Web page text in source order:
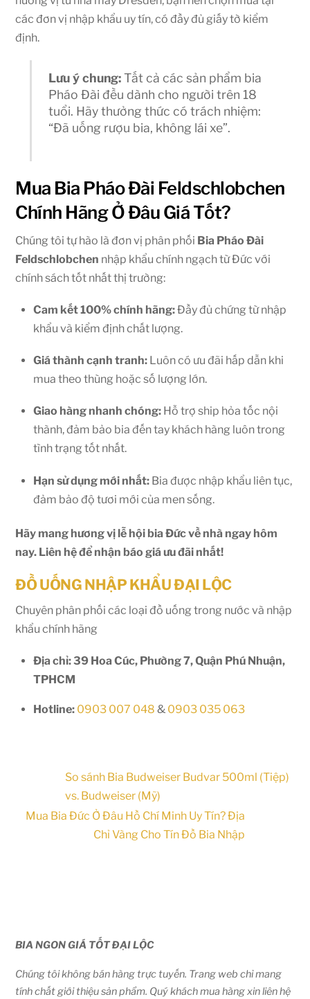
các đơn vị nhập khẩu uy tín, có đầy đủ giấy tờ kiểm
định.
Lưu ý chung:Tất cả các sản phẩm bia
Pháo Đài đều dành cho người trên 18
tuổi. Hãy thưởng thức có trách nhiệm:
“Đã uống rượu bia, không lái xe”.
Mua Bia Pháo Đài Feldschlobchen
Chính Hãng Ở Đâu Giá Tốt?
Chúng tôi tự hào là đơn vị phân phối Bia Pháo Đài
Feldschlobchen nhập khẩu chính ngạch từ Đức với
chính sách tốt nhất thị trường:
Cam kết 100% chính hãng:Đầy đủ chứng từ nhập
khẩu và kiểm định chất lượng.
Giá thành cạnh tranh: Luôn có ưu đãi hấp dẫn khi
mua theo thùng hoặc số lượng lớn.
Giao hàng nhanh chóng: Hỗ trợ ship hỏa tốc nội
thành, đảm bảo bia đến tay khách hàng luôn trong
tình trạng tốt nhất.
Hạn sử dụng mới nhất: Bia được nhập khẩu liên tục,
đảm bảo độ tươi mới của men sống.
Hãy mang hương vị lễ hội bia Đức về nhà ngay hôm
nay. Liên hệ để nhận báo giá ưu đãi nhất!
ĐỒ UỐNG NHẬP KHẨU ĐẠI LỘC
Chuyên phân phối các loại đồ uống trong nước và nhập
khẩu chính hãng
Địa chỉ: 39 Hoa Cúc, Phường 7, Quận Phú Nhuận,
TPHCM
Hotline: 0903 007 048 & 0903 035 063
So sánh Bia Budweiser Budvar 500ml (Tiệp)
vs. Budweiser (Mỹ)
Mua Bia Đức Ở Đâu Hồ Chí Minh Uy Tín? Địa
Chỉ Vàng Cho Tín Đồ Bia Nhập
BIA NGON GIÁ TỐT ĐẠI LỘC
Chúng tôi không bán hàng trực tuyến. Trang web chỉ mang
tính chất giới thiệu sản phẩm. Quý khách mua hàng xin liên hệ